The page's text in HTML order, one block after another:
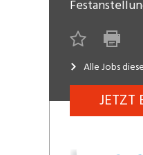
Medien, Druck
Verkauf,
Alle Jobs
JETZT